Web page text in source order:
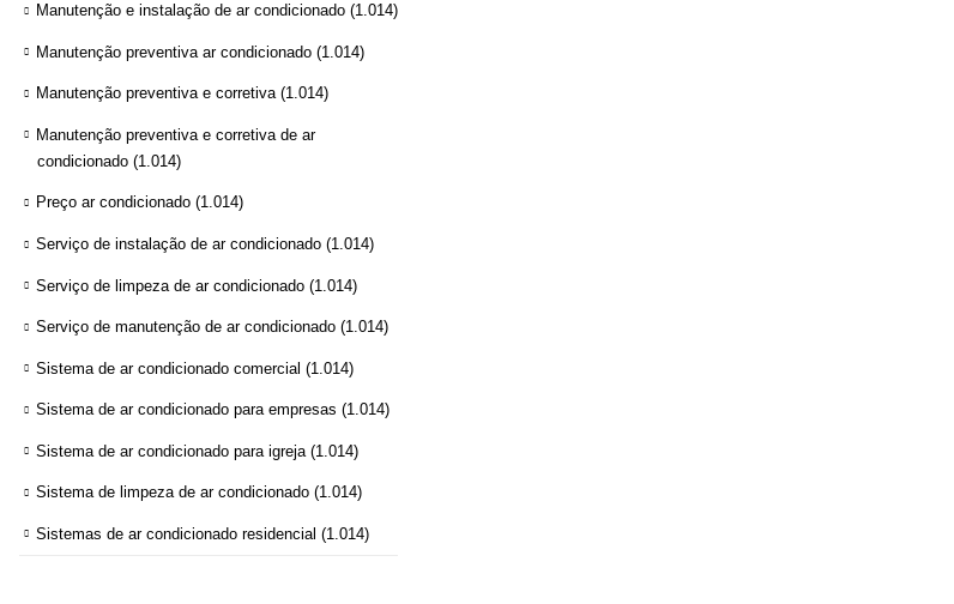
Manutenção e instalação de ar condicionado (1.014)
Manutenção preventiva ar condicionado (1.014)
Manutenção preventiva e corretiva(1.014)
Manutenção preventiva e corretiva de ar
condicionado (1.014)
Preço ar condicionado (1.014)
Serviço de instalação de ar condicionado (1.014)
Serviço de limpeza de ar condicionado (1.014)
Serviço de manutenção de ar condicionado (1.014)
Sistema de ar condicionado comercial (1.014)
Sistema de ar condicionado para empresas (1.014)
Sistema de ar condicionado para igreja (1.014)
Sistema de limpeza de ar condicionado (1.014)
Sistemas de ar condicionado residencial (1.014)